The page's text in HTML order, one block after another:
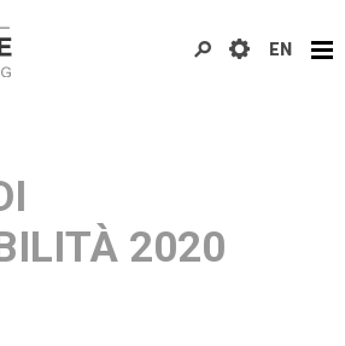
2020
EN